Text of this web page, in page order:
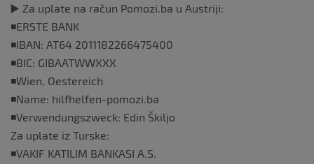
▶️ Za uplate na račun Pomozi.ba u Austriji:
◾️ERSTE BANK
◾️IBAN: AT64 2011182266475400
◾️BIC: GIBAATWWXXX
◾️Wien, Oestereich
◾️Name: hilfhelfen-pomozi.ba
◾️Verwendungszweck: Edin Škiljo
Za uplate iz Turske:
◾️VAKIF KATILIM BANKASI A.S.